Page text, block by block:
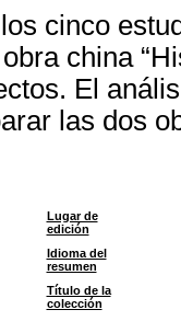
cinco
china
El
las dos
Lugar de
edición
Idioma del
resumen
Título de la
colección